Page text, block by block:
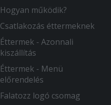
Hogyan működik?
Csatlakozás éttermeknek
Éttermek - Azonnali
kiszállítás
Éttermek - Menü
előrendelés
Falatozz logó csomag